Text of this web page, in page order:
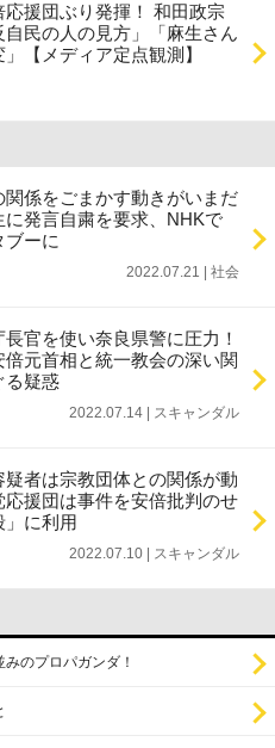
援団ぶり発揮！ 和田政宗
民の人の見方」「麻生さん
【メディア定点観測】
係をごまかす動きがいまだ
発言自粛を要求、NHKで
ブーに
2022.07.21 | 社会
官を使い奈良県警に圧力！
倍元首相と統一教会の深い関
る疑惑
2022.07.14 | スキャンダル
者は宗教団体との関係が動
援団は事件を安倍批判のせ
」に利用
2022.07.10 | スキャンダル
のプロパガンダ！